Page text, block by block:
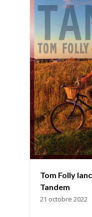
Tom Folly
Tandem
21 octobre 2022